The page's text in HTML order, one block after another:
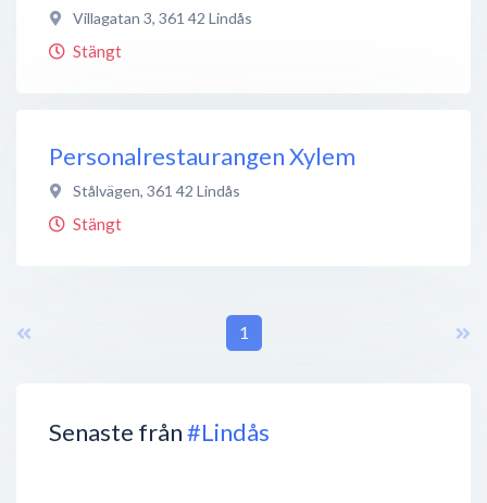
Senaste från#Lindås
Villagatan 3, 361 42 Lindås
Stängt
Personalrestaurangen Xylem
Stålvägen, 361 42 Lindås
Stängt
1